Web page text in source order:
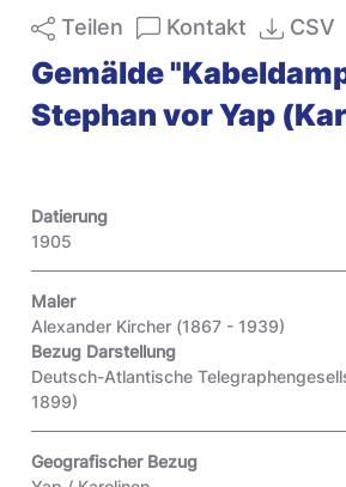
Teilen Kontakt CSV
Gemälde
Stephan vor Yap
Datierung
1905
Maler
Alexander Kircher (1867 - 1939)
Bezug Darstellung
Deutsch-Atlantische
1899)
Geografischer Bezug